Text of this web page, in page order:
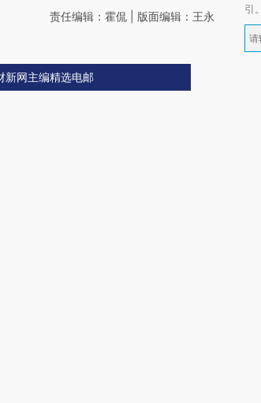
责任编辑：霍侃 | 版面编辑：王永
新网主编精选电邮
引